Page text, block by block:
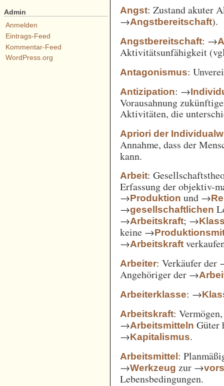
Angst: Zustand akuter
→Angstbereitschaft).
Angstbereitschaft: →
Aktivitätsunfähigkeit
Antagonismus:
Antizipation: →
Vorausahnung
Aktivitäten, die
Apriori der
Annahme, dass der
kann.
Arbeit:
Erfassung der objektiv-
→Produktion und →
→gesellschaftlichen
→Arbeitskraft; →
keine →
→Arbeitskraft
Arbeiter: Verkäufer der
Angehöriger der →
Arbeiterklasse: →
Arbeitskraft:
→Arbeitsmitteln Güter
→Kapitalismus.
Arbeitsmittel:
→Werkzeug zur →
Lebensbedingungen.
Admin
Anmelden
Eintrags-Feed
Kommentar-Feed
WordPress.org